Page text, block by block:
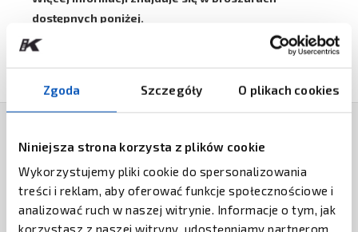
Zgoda Szczegóły O plikach cookies
Niniejsza strona korzysta z plików cookie
Wykorzystujemy pliki cookie do spersonalizowania
treści i reklam, aby oferować funkcje społecznościowe i
analizować ruch w naszej witrynie. Informacje o tym, jak
korzystasz z naszej witryny, udostępniamy partnerom
dostępnych poniżej.
PRODUKTY POWIĄZANE
FORCEPOINT
Forcepoint ONE